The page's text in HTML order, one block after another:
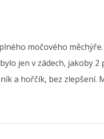
močového
jen v zádech, jakoby
a hořčík, bez zlepšení.